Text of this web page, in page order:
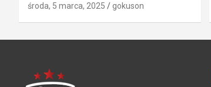
środa, 5 marca, 2025 gokuson